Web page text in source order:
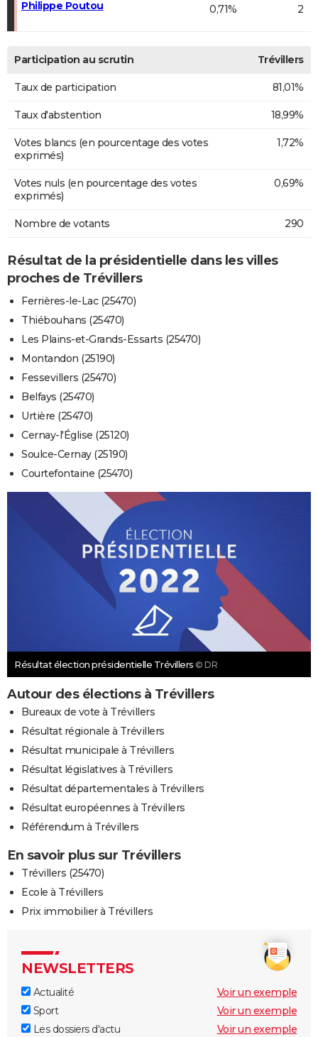
Philippe Poutou 0,71% 2
Participation au scrutin Trévillers
Taux de participation 81,01%
Taux d'abstention 18,99%
Votes blancs (en pourcentage des votes
exprimés)
1,72%
Votes nuls (en pourcentage des votes
exprimés)
0,69%
Nombre de votants 290
Résultat de la présidentielle dans les villes
proches de Trévillers
Ferrières-le-Lac (25470)
Thiébouhans (25470)
Les Plains-et-Grands-Essarts (25470)
Montandon (25190)
Fessevillers (25470)
Belfays (25470)
Urtière (25470)
Cernay-l'Église (25120)
Soulce-Cernay (25190)
Courtefontaine (25470)
Résultat élection présidentielle Trévillers © DR
Autour des élections à Trévillers
Bureaux de vote à Trévillers
Résultat régionale à Trévillers
Résultat municipale à Trévillers
Résultat législatives à Trévillers
Résultat départementales à Trévillers
Résultat européennes à Trévillers
Référendum à Trévillers
En savoir plus sur Trévillers
Trévillers (25470)
Ecole à Trévillers
Prix immobilier à Trévillers
NEWSLETTERS
Actualité
Voir un exemple
Sport
Voir un exemple
Les dossiers d'actu
Voir un exemple